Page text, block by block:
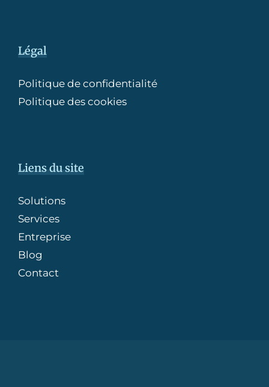
Légal
Politique de confidentialité
Politique des cookies
Liens du site
Solutions
Services
Entreprise
Blog
Contact